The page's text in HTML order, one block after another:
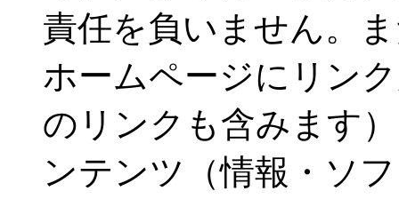
責任を負いません。
ホームページにリン
のリンクも含みます
ンテンツ（情報・ソ